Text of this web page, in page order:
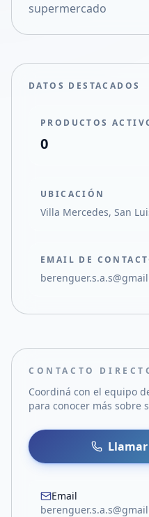
Compartir en X
supermercado
DATOS DESTACADOS
PRODUCTOS
0
UBICACIÓN
Villa Mercedes, San
EMAIL DE
CONTACTO
Coordiná con el equipo
para conocer más sobre
Email